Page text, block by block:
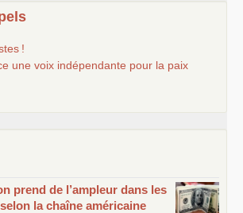
!
une voix indépendante pour la paix
prend de l’ampleur dans les
la chaîne américaine